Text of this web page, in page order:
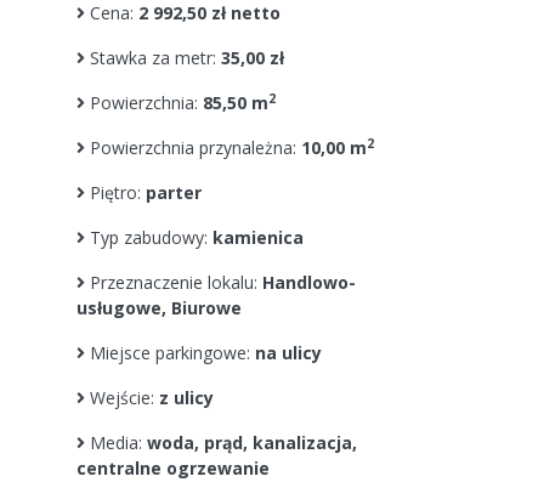
Cena: 2 992,50 zł netto
Stawka za metr: 35,00 zł
Powierzchnia: 85,50 m2
Powierzchnia przynależna: 10,00 m2
Piętro: parter
Typ zabudowy: kamienica
Przeznaczenie lokalu: Handlowo-
usługowe, Biurowe
Miejsce parkingowe: na ulicy
Wejście: z ulicy
Media: woda, prąd, kanalizacja,
centralne ogrzewanie